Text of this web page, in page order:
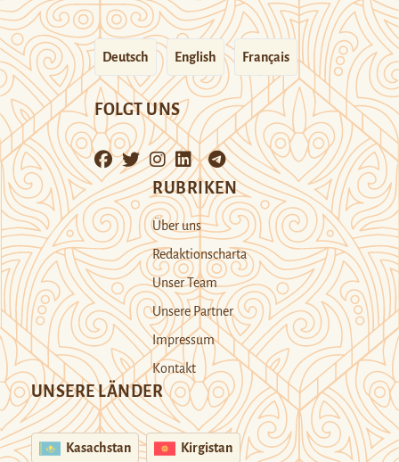
Deutsch English Français
FOLGT UNS
RUBRIKEN
Über uns
Redaktionscharta
Unser Team
Unsere Partner
Impressum
Kontakt
UNSERE LÄNDER
Kasachstan Kirgistan